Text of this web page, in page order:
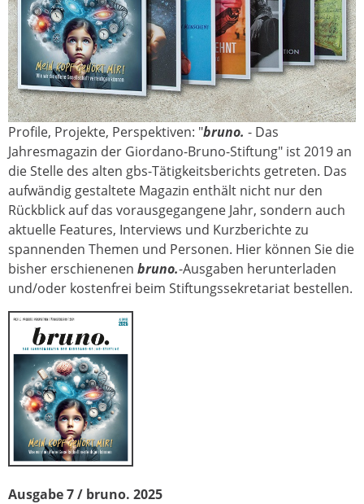
bruno-1-7.jpg
Profile, Projekte, Perspektiven: "bruno. - Das
Jahresmagazin der Giordano-Bruno-Stiftung" ist 2019 an
die Stelle des alten gbs-Tätigkeitsberichts getreten. Das
aufwändig gestaltete Magazin enthält nicht nur den
Rückblick auf das vorausgegangene Jahr, sondern auch
aktuelle Features, Interviews und Kurzberichte zu
spannenden Themen und Personen. Hier können Sie die
bisher erschienenen bruno.-Ausgaben herunterladen
und/oder kostenfrei beim Stiftungssekretariat bestellen.
Ausgabe 7 / bruno. 2025